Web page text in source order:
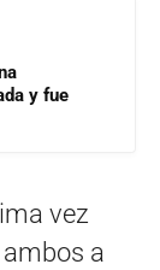
y fue
vez
ambos a